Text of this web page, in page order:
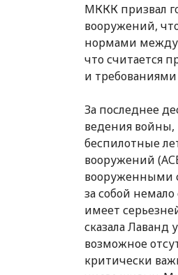
МККК призвал
вооружений,
нормами
что считается
и
За последнее
ведения войны,
беспилотные
вооружений
вооруженными
за собой
имеет
сказала Лаванд
возможное
критически